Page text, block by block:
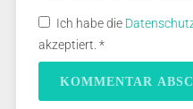
Ich habe die
akzeptiert. *